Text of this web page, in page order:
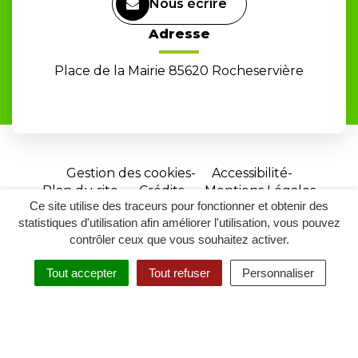
Ce site utilise des traceurs pour fonctionner et obtenir des
statistiques d'utilisation afin améliorer l'utilisation, vous pouvez
contrôler ceux que vous souhaitez activer.
Tout accepter Tout refuser Personnaliser
RECHERCHER
ACCESSIBILITÉ
Nous écrire
Adresse
Place de la Mairie 85620 Rocheservière
Gestion des cookies
Accessibilité
Plan du site
Crédits
Mentions Légales
Site
réalisé
par
Inovagora